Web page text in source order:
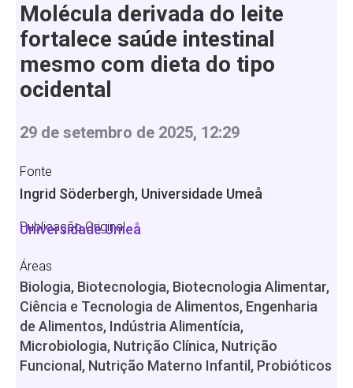
Molécula derivada do leite
fortalece saúde intestinal
mesmo com dieta do tipo
ocidental
29 de setembro de 2025, 12:29
Fonte
Ingrid Söderbergh, Universidade Umeå
Publicação Original
Universidade Umeå
Áreas
Biologia, Biotecnologia, Biotecnologia Alimentar,
Ciência e Tecnologia de Alimentos, Engenharia
de Alimentos, Indústria Alimentícia,
Microbiologia, Nutrição Clínica, Nutrição
Funcional, Nutrição Materno Infantil, Probióticos